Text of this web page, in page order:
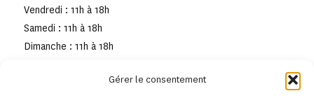
Gérer le consentement
Vendredi : 11h à 18h
Samedi : 11h à 18h
Dimanche : 11h à 18h